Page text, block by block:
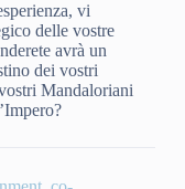
vi
delle vostre
avrà un
dei vostri
Mandaloriani